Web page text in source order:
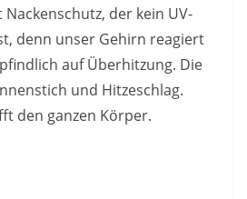
der kein UV-
denn unser Gehirn reagiert
auf Überhitzung. Die
und Hitzeschlag.
den ganzen Körper.